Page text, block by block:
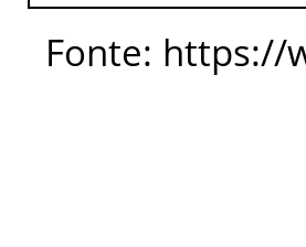
Fonte: https://